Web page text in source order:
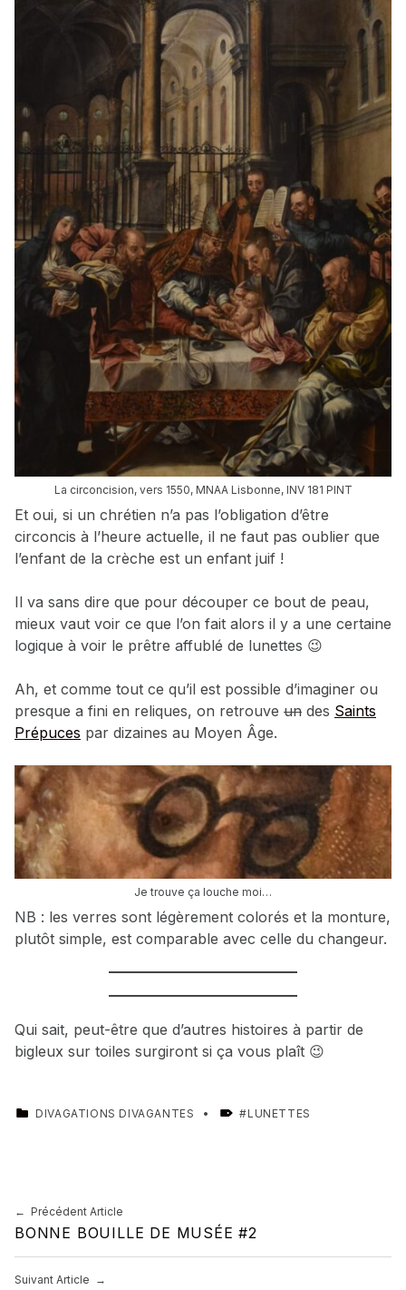
La circoncision, vers 1550, MNAA Lisbonne, INV 181 PINT
Et oui, si un chrétien n’a pas l’obligation d’être
circoncis à l’heure actuelle, il ne faut pas oublier que
l’enfant de la crèche est un enfant juif !
Il va sans dire que pour découper ce bout de peau,
mieux vaut voir ce que l’on fait alors il y a une certaine
logique à voir le prêtre affublé de lunettes 😉
Ah, et comme tout ce qu’il est possible d’imaginer ou
presque a fini en reliques, on retrouve un des Saints
Prépuces par dizaines au Moyen Âge.
Je trouve ça louche moi…
NB : les verres sont légèrement colorés et la monture,
plutôt simple, est comparable avec celle du changeur.
Qui sait, peut-être que d’autres histoires à partir de
bigleux sur toiles surgiront si ça vous plaît 😉
CATEGORIZED IN:
DIVAGATIONS DIVAGANTES TAGGED AS:LUNETTES
Navigation de l’article
Précédent Article
BONNE BOUILLE DE MUSÉE #2
Suivant Article